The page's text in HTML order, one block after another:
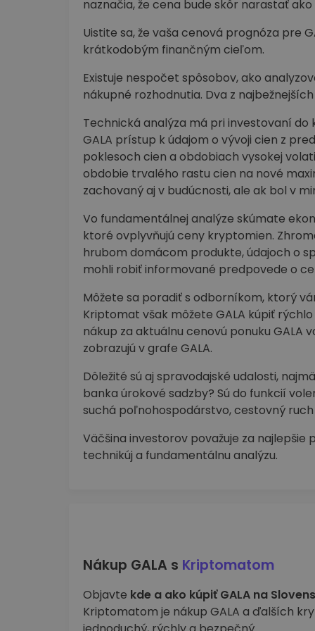
naznačia, že cena bude skôr narastať ako
Uistite sa, že vaša cenová prognóza pre
krátkodobým finančným cieľom.
Existuje nespočet spôsobov, ako
nákupné rozhodnutia. Dva z
Technická analýza má pri investovaní
GALA prístup k údajom o vývoji cien z
poklesoch cien a obdobiach vysokej
obdobie trvalého rastu cien na nové
zachovaný aj v budúcnosti, ale ak bol v
Vo fundamentálnej analýze skúmate
ktoré ovplyvňujú ceny kryptomien.
hrubom domácom produkte, údajoch o
mohli robiť informované predpovede o
Môžete sa poradiť s odborníkom, ktorý
Kriptomat však môžete GALA kúpiť
nákup za aktuálnu cenovú ponuku GALA
zobrazujú v grafe GALA.
Dôležité sú aj spravodajské udalosti,
banka úrokové sadzby? Sú do funkcií
suchá poľnohospodárstvo, cestovný ruch
Väčšina investorov považuje za najlepšie
technikúj a fundamentálnu analýzu.
Nákup GALA s Kriptomatom
Objavte kde a ako kúpiť GALA na
Kriptomatom je nákup GALA a ďalších